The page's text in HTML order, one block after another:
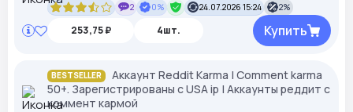
2 0% 24.07.2026 15:24 2%
253,75 ₽ 4шт. Купить
BESTSELLER
Аккаунт Reddit Karma | Comment karma
50+. Зарегистрированы с USA ip | Аккаунты реддит с
коммент кармой